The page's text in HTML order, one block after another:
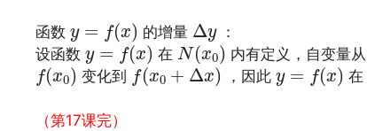
函数 y = f(x)
x) 的增量 Δy
Δ y ：
设函数 y = f(x)
=f (x) 在 N(x0)
N(x0 ) 内有定义，自变量从
f(x0)
f(x0) 变化到 f(x0 + Δx)
f(x 0+Δ x) ，因此 y = f(x)
y=f (x) 在
（第17课完）